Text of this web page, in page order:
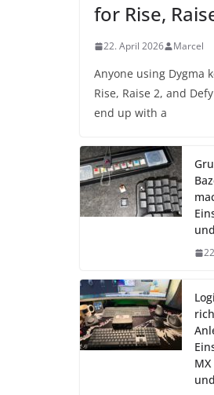
for Rise,
22. April 2026 Marcel
Anyone using Dygma
Rise, Raise 2, and
end up with a